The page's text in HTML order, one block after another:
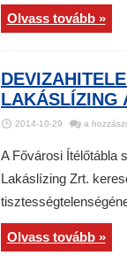
Olvass tovább »
LAKÁSLÍZING
2014-10-29
veszített
a
álammal
szemben
a
A Fővárosi Ítélőtábla
Lakáslízing Zrt.
Olvass tovább »